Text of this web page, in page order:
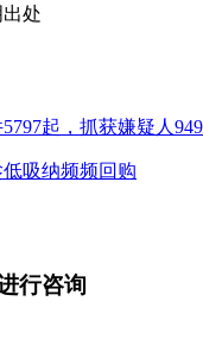
处
起，抓获嫌疑人
吸纳频频回购
行咨询